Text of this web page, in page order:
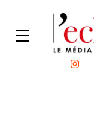
content
Menu